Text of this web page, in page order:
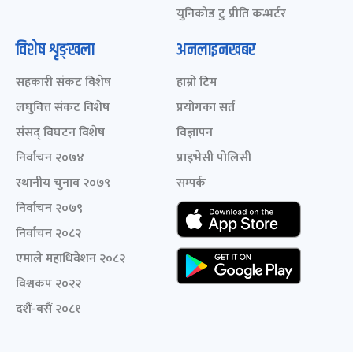
युनिकोड टु प्रीति कन्भर्टर
विशेष शृङ्खला
सहकारी संकट विशेष
लघुवित्त संकट विशेष
संसद् विघटन विशेष
निर्वाचन २०७४
स्थानीय चुनाव २०७९
निर्वाचन २०७९
निर्वाचन २०८२
एमाले महाधिवेशन २०८२
विश्वकप २०२२
दशैं-बसैं २०८१
अनलाइनखबर
हाम्रो टिम
प्रयोगका सर्त
विज्ञापन
प्राइभेसी पोलिसी
सम्पर्क